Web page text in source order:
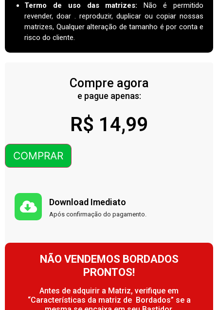
Termo de uso das matrizes:
Não é permitido
revender, doar . reproduzir, duplicar ou copiar nossas
matrizes, Qualquer alteração de tamanho é por conta e
risco do cliente.
Compre agora
e pague apenas:
R$ 14,99
COMPRAR
Download Imediato
Após confirmação do pagamento.
NÃO VENDEMOS BORDADOS
PRONTOS!
Antes de adquirir a Matriz, verifique em
“Características da matriz de Bordados” se a